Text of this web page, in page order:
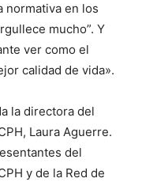
normativa en los
mucho”. Y
ver como el
calidad de vida».
la directora del
Laura Aguerre.
del
y de la Red de